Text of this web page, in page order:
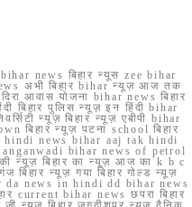
news बिहार न्यूस zee bihar
अभी बिहार bihar न्यूज़ आज तक
आवास योजना bihar news बिहार
बिहार पुलिस न्यूज़ इन हिंदी bihar
न्यूज़ बिहार न्यूज़ एबीपी bihar
बिहार न्यूज़ पटना school बिहार
hindi news bihar aaj tak hindi
bihar news of petrol
की न्यूज़ बिहार का न्यूज़ आज का k b c
बिहार न्यूज़ गया बिहार गोल्ड न्यूज़
da news in hindi dd bihar news
current bihar news छपरा बिहार